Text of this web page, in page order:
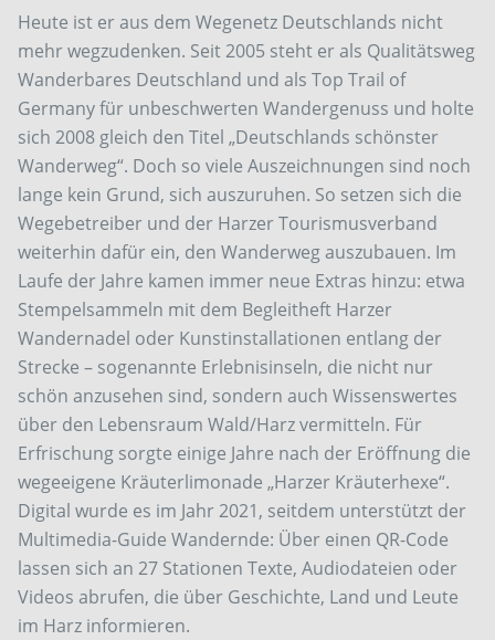
Heute ist er aus dem Wegenetz Deutschlands nicht
mehr wegzudenken. Seit 2005 steht er als Qualitätsweg
Wanderbares Deutschland und als Top Trail of
Germany für unbeschwerten Wandergenuss und holte
sich 2008 gleich den Titel „Deutschlands schönster
Wanderweg“. Doch so viele Auszeichnungen sind noch
lange kein Grund, sich auszuruhen. So setzen sich die
Wegebetreiber und der Harzer Tourismusverband
weiterhin dafür ein, den Wanderweg auszubauen. Im
Laufe der Jahre kamen immer neue Extras hinzu: etwa
Stempelsammeln mit dem Begleitheft Harzer
Wandernadel oder Kunstinstallationen entlang der
Strecke – sogenannte Erlebnisinseln, die nicht nur
schön anzusehen sind, sondern auch Wissenswertes
über den Lebensraum Wald/Harz vermitteln. Für
Erfrischung sorgte einige Jahre nach der Eröffnung die
wegeeigene Kräuterlimonade „Harzer Kräuterhexe“.
Digital wurde es im Jahr 2021, seitdem unterstützt der
Multimedia-Guide Wandernde: Über einen QR-Code
lassen sich an 27 Stationen Texte, Audiodateien oder
Videos abrufen, die über Geschichte, Land und Leute
im Harz informieren.